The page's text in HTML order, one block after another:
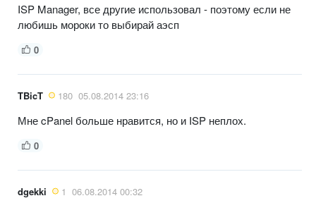
ISP Manager, все другие использовал - поэтому если не
любишь мороки то выбирай аэсп
0
TBicT 180 05.08.2014 23:16
Мне cPanel больше нравится, но и ISP неплох.
0
dgekki 1 06.08.2014 00:32